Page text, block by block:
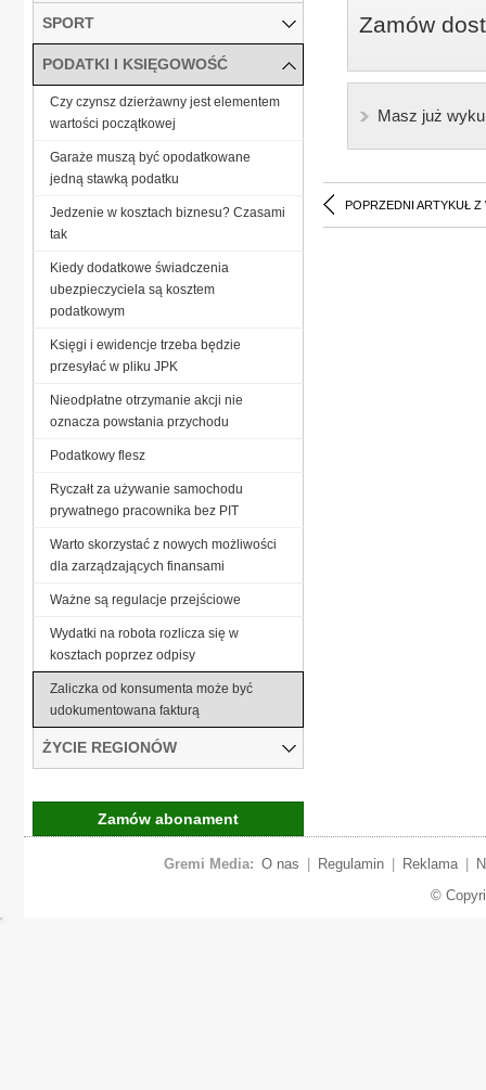
Zamów
Masz już
POPRZEDNI ARTYKUŁ Z
SPORT
PODATKI I KSIĘGOWOŚĆ
Czy czynsz dzierżawny jest elementem
wartości początkowej
Garaże muszą być opodatkowane
jedną stawką podatku
Jedzenie w kosztach biznesu? Czasami
tak
Kiedy dodatkowe świadczenia
ubezpieczyciela są kosztem
podatkowym
Księgi i ewidencje trzeba będzie
przesyłać w pliku JPK
Nieodpłatne otrzymanie akcji nie
oznacza powstania przychodu
Podatkowy flesz
Ryczałt za używanie samochodu
prywatnego pracownika bez PIT
Warto skorzystać z nowych możliwości
dla zarządzających finansami
Ważne są regulacje przejściowe
Wydatki na robota rozlicza się w
kosztach poprzez odpisy
Zaliczka od konsumenta może być
udokumentowana fakturą
ŻYCIE REGIONÓW
Zamów abonament
Gremi Media: O nas Regulamin Reklama
©